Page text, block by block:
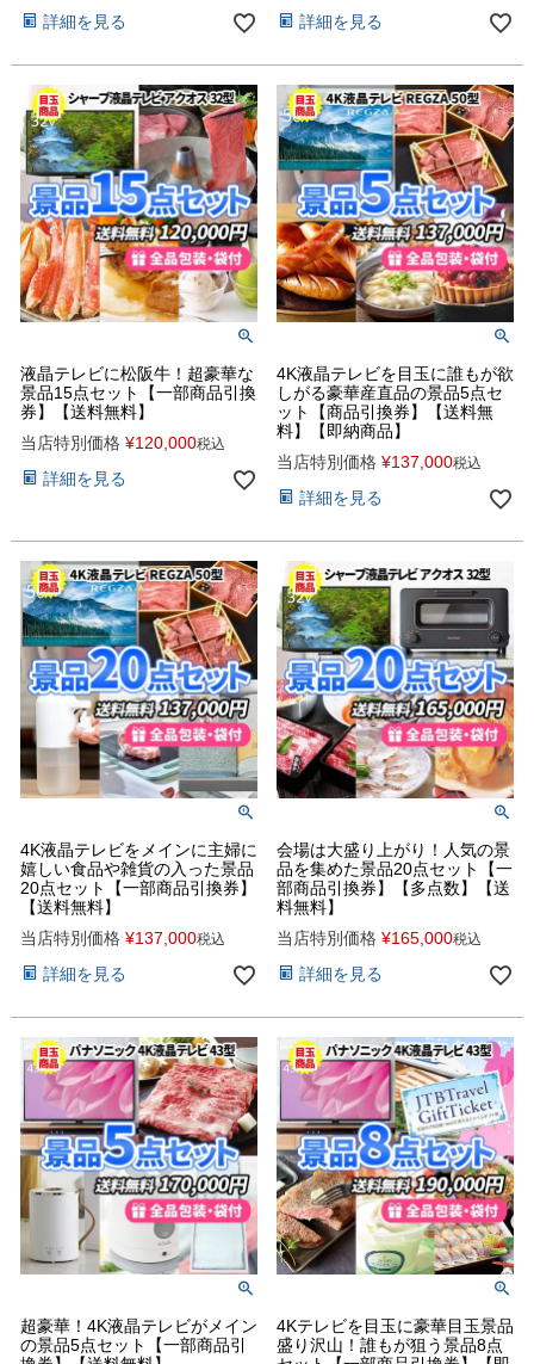
詳細を見る 詳細を見る
液晶テレビに松阪牛！超豪華な
景品15点セット【一部商品引換
券】【送料無料】
当店特別価格 ¥120,000税込
詳細を見る
4K液晶テレビを目玉に誰もが欲
しがる豪華産直品の景品5点セ
ット【商品引換券】【送料無
料】【即納商品】
当店特別価格 ¥137,000税込
詳細を見る
4K液晶テレビをメインに主婦に
嬉しい食品や雑貨の入った景品
20点セット【一部商品引換券】
【送料無料】
当店特別価格 ¥137,000税込
詳細を見る
会場は大盛り上がり！人気の景
品を集めた景品20点セット【一
部商品引換券】【多点数】【送
料無料】
当店特別価格 ¥165,000税込
詳細を見る
超豪華！4K液晶テレビがメイン
の景品5点セット【一部商品引
4Kテレビを目玉に豪華目玉景品
盛り沢山！誰もが狙う景品8点